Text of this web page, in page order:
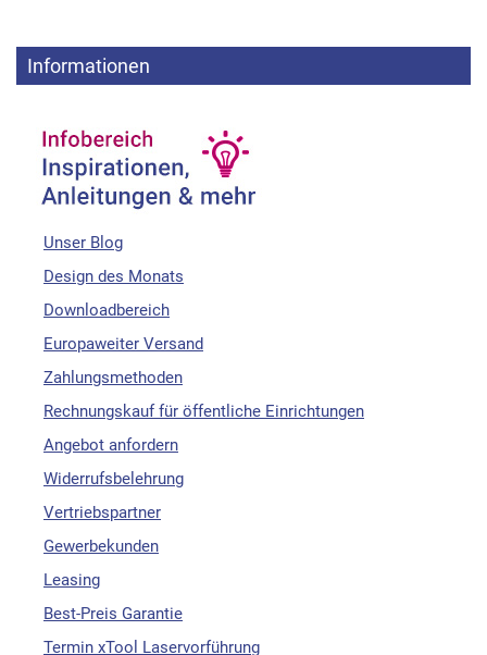
Informationen
Unser Blog
Design des Monats
Downloadbereich
Europaweiter Versand
Zahlungsmethoden
Rechnungskauf für öffentliche Einrichtungen
Angebot anfordern
Widerrufsbelehrung
Vertriebspartner
Gewerbekunden
Leasing
Best-Preis Garantie
Termin xTool Laservorführung